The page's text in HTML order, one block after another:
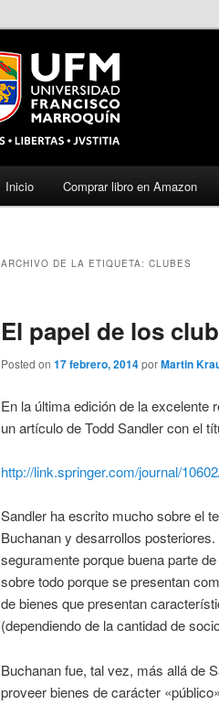
Ir
principal
Ir
secundario
Inicio Comprar libro en Amazon
ARCHIVO DE LA ETIQUETA: CLUBES
El papel de los
Posted on 17 febrero, 2014porMartin
En la última edición de la
un artículo de Todd Sandler con el
http://link.springer.com/journal/
Sandler ha escrito mucho sobre el
Buchanan y desarrollos
seguramente porque buena parte
sobre todo porque se presentan
de bienes que presentan
(dependiendo de la cantidad de
Buchanan fue, tal vez, más allá de
proveer bienes de carácter